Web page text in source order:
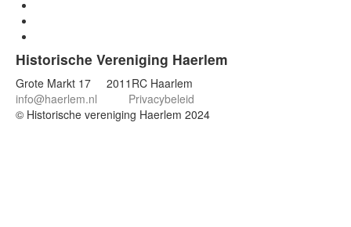
Historische Vereniging Haerlem
Grote Markt 17 2011RC Haarlem
info@haerlem.nl
Privacybeleid
© Historische vereniging Haerlem 2024